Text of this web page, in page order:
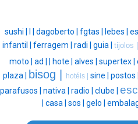
sushi | dagoberto | fgtas | lebes |
infantil | ferragem | radi | guia | tijolos |
moto | ad | hote | alves | supertex |
plaza | bisog | hotéis | sine | postos |
parafusos | nativa | radio | clube |
casa | sos | gelo |